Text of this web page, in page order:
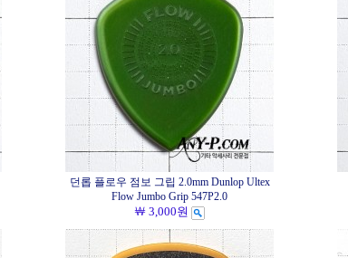
던롭 플로우 점보 그립 2.0mm Dunlop Ultex
Flow Jumbo Grip 547P2.0
￦ 3,000원